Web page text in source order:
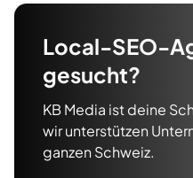
Local-SEO-
gesucht?
KB Media ist deine
wir unterstützen
ganzen Schweiz.